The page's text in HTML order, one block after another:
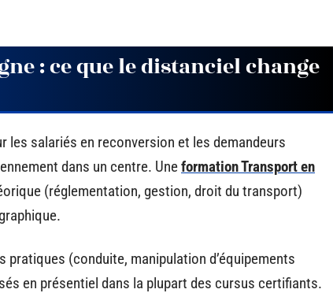
: ce que le distanciel change
les salariés en reconversion et les demandeurs
dans un centre. Uneformation Transport en
(réglementation, gestion, droit du transport)
(conduite, manipulation d’équipements
en présentiel dans la plupart des cursus certifiants.